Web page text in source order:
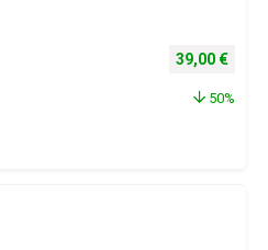
Izvorna
39,00 €
50%